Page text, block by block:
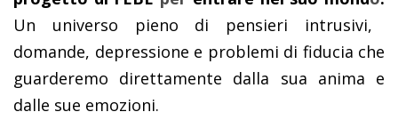
Un universo pieno di pensieri intrusivi,
domande, depressione e problemi di fiducia che
guarderemo direttamente dalla sua anima e
dalle sue emozioni.